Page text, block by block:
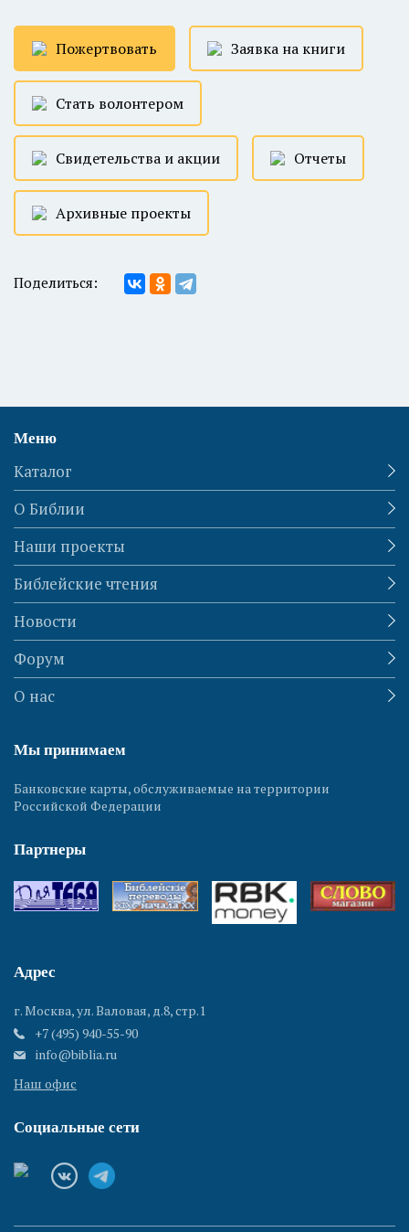
Пожертвовать Заявка на книги
Стать волонтером
Свидетельства и акции Отчеты
Архивные проекты
Поделиться:
Меню
Каталог
О Библии
Наши проекты
Библейские чтения
Новости
Форум
О нас
Мы принимаем
Банковские карты, обслуживаемые на территории
Российской Федерации
Партнеры
Адрес
г. Москва, ул. Валовая, д.8, стр.1
+7 (495) 940-55-90
info@biblia.ru
Наш офис
Социальные сети